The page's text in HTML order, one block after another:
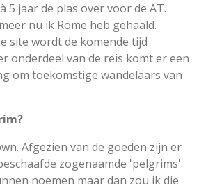
5 jaar de plas over voor de AT.
nu ik Rome heb gehaald.
site wordt de komende tijd
onderdeel van de reis komt er een
om toekomstige wandelaars van
Afgezien van de goeden zijn er
zogenaamde 'pelgrims'.
noemen maar dan zou ik die